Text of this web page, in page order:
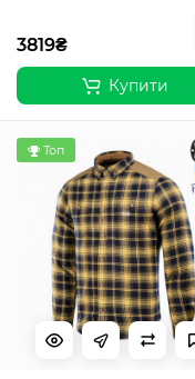
3819₴
Купити
Топ